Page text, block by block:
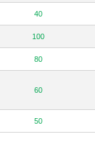
40
100
80
60
50